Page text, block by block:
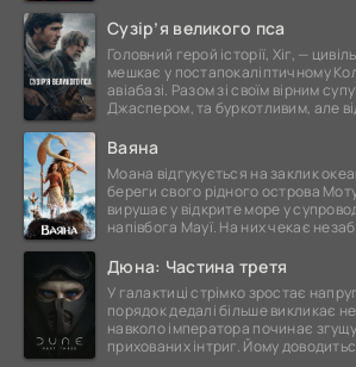
Сузір’я великого пса
Головний герой історії, Хіг, —
мешкає у постапокаліптичному
авіабазі. Разом зі своїм вірним
Джаспером, та буркотливим, але
Ваяна
Моана відгукується на заклик
береги свого рідного острова
вирушає у відкрите море у
напівбога Мауї. На них чекає
Дюна: Частина третя
У галактиці стрімко зростає
порядок дедалі більше викликає
навколо імператора починає
прихованих інтриг. Йому